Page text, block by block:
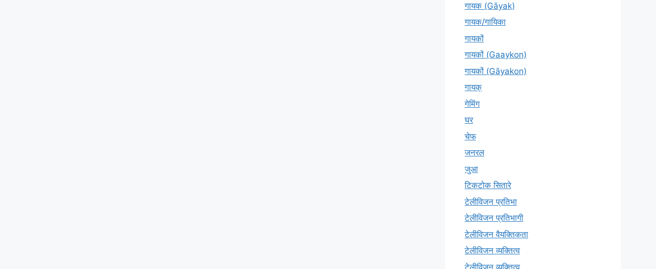
गायक (Gāyak)
गायक/गायिका
गायकों
गायकों (Gaaykon)
गायकों (Gāyakon)
गायक्
गेमिंग
घर
चेफ
जनरल
जुआ
टिकटोक सितारे
टेलीविजन प्रतिभा
टेलीविजन प्रतिभागी
टेलीविजन वैयक्तिकता
टेलीविजन व्यक्तित्व
टेलीविज़न व्यक्तित्व